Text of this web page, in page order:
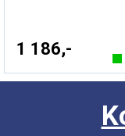
1 186,-